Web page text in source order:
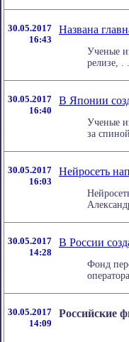
30.05.2017
16:43
Названа
Ученые
релизе, .
30.05.2017
16:40
В Японии
Ученые
за
30.05.2017
16:03
Нейросеть
30.05.2017
14:28
В России
Фонд
30.05.2017
14:09
Российские